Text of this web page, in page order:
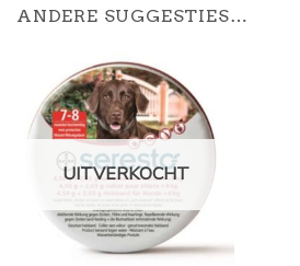
ANDERE SUGGESTIES…
UITVERKOCHT